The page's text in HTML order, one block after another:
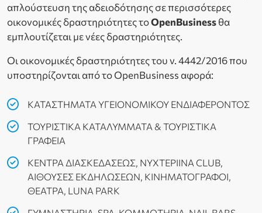
απλούστευση της αδειοδότησης σε περισσότερες
οικονομικές δραστηριότητες τοOpenBusinessθα
εμπλουτίζεται με νέες δραστηριότητες.
Οι οικονομικές δραστηριότητες του ν. 4442/2016 που
υποστηρίζονται από το OpenBusiness αφορά:
ΚΑΤΑΣΤΗΜΑΤΑ ΥΓΕΙΟΝΟΜΙΚΟΥ ΕΝΔΙΑΦΕΡΟΝΤΟΣ
ΤΟΥΡΙΣΤΙΚΑ ΚΑΤΑΛΥΜΜΑΤΑ & ΤΟΥΡΙΣΤΙΚΑ
ΓΡΑΦΕΙΑ
ΚΕΝΤΡΑ ΔΙΑΣΚΕΔΑΣΕΩΣ, ΝΥΧΤΕΡΙΙΝΑ CLUB,
ΑΙΘΟΥΣΕΣ ΕΚΔΗΛΩΣΕΩΝ, ΚΙΝΗΜΑΤΟΓΡΑΦΟΙ,
ΘΕΑΤΡΑ, LUNA PARK